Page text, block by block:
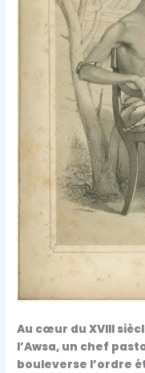
Au cœur du XVIII
l’Awsa, un chef
bouleverse l’ordre